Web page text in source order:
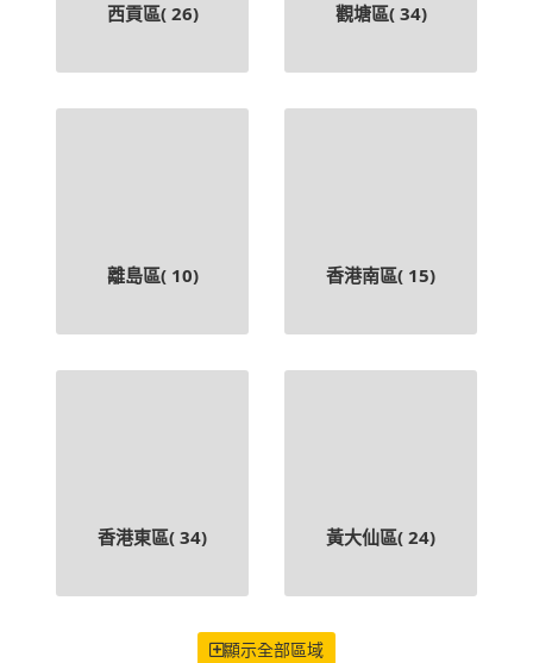
西貢區( 26) 觀塘區( 34)
離島區( 10) 香港南區( 15)
香港東區( 34) 黃大仙區( 24)
顯示全部區域